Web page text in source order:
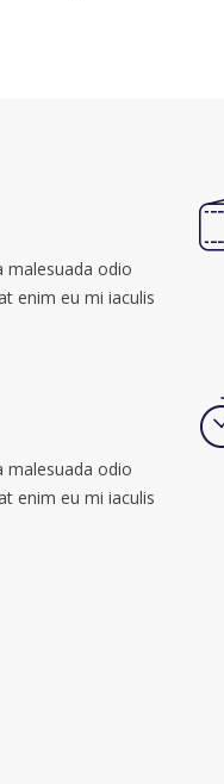
malesuada odio
enim eu mi iaculis
malesuada odio
enim eu mi iaculis